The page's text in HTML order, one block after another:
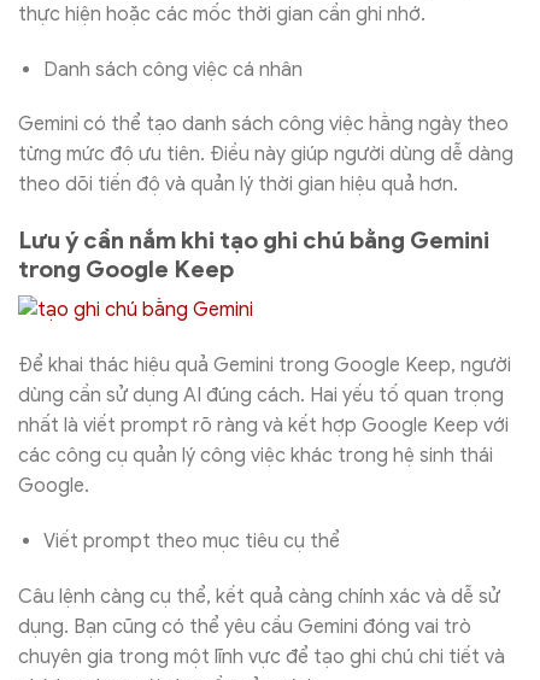
thực hiện hoặc các mốc thời gian cần ghi nhớ.
Danh sách công việc cá nhân
Gemini có thể tạo danh sách công việc hằng ngày theo
từng mức độ ưu tiên. Điều này giúp người dùng dễ dàng
theo dõi tiến độ và quản lý thời gian hiệu quả hơn.
Lưu ý cần nắm khi tạo ghi chú bằng Gemini
trong Google Keep
Để khai thác hiệu quả Gemini trong Google Keep, người
dùng cần sử dụng AI đúng cách. Hai yếu tố quan trọng
nhất là viết prompt rõ ràng và kết hợp Google Keep với
các công cụ quản lý công việc khác trong hệ sinh thái
Google.
Viết prompt theo mục tiêu cụ thể
Câu lệnh càng cụ thể, kết quả càng chính xác và dễ sử
dụng. Bạn cũng có thể yêu cầu Gemini đóng vai trò
chuyên gia trong một lĩnh vực để tạo ghi chú chi tiết và